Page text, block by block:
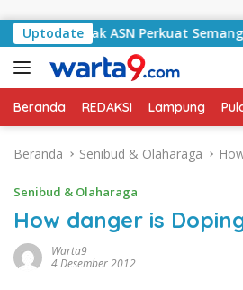
Uptodate
Ajak ASN Perkuat Semangat
Beranda REDAKSI Lampung
Beranda Senibud & Olaharaga
Senibud & Olaharaga
How danger is
Warta9
4 Desember 2012